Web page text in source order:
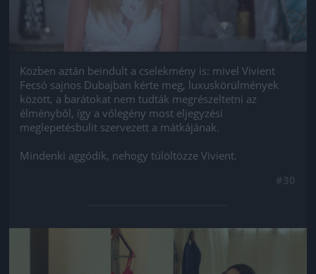
Közben aztán beindult a cselekmény is: mivel Vivient
Fecsó sajnos Dubajban kérte meg, luxuskörülmények
között, a barátokat nem tudták megrészeltetni az
élményből, így a vőlegény most eljegyzési
meglepetésbulit szervezett a mátkájának.
Mindenki aggódik, nehogy túlöltözze Vivient.
Jön még kép!